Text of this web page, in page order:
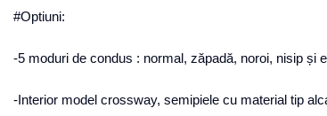
#Optiuni:
-5 moduri de condus : normal, zăpadă, noroi, nisip și
-Interior model crossway, semipiele cu material tip